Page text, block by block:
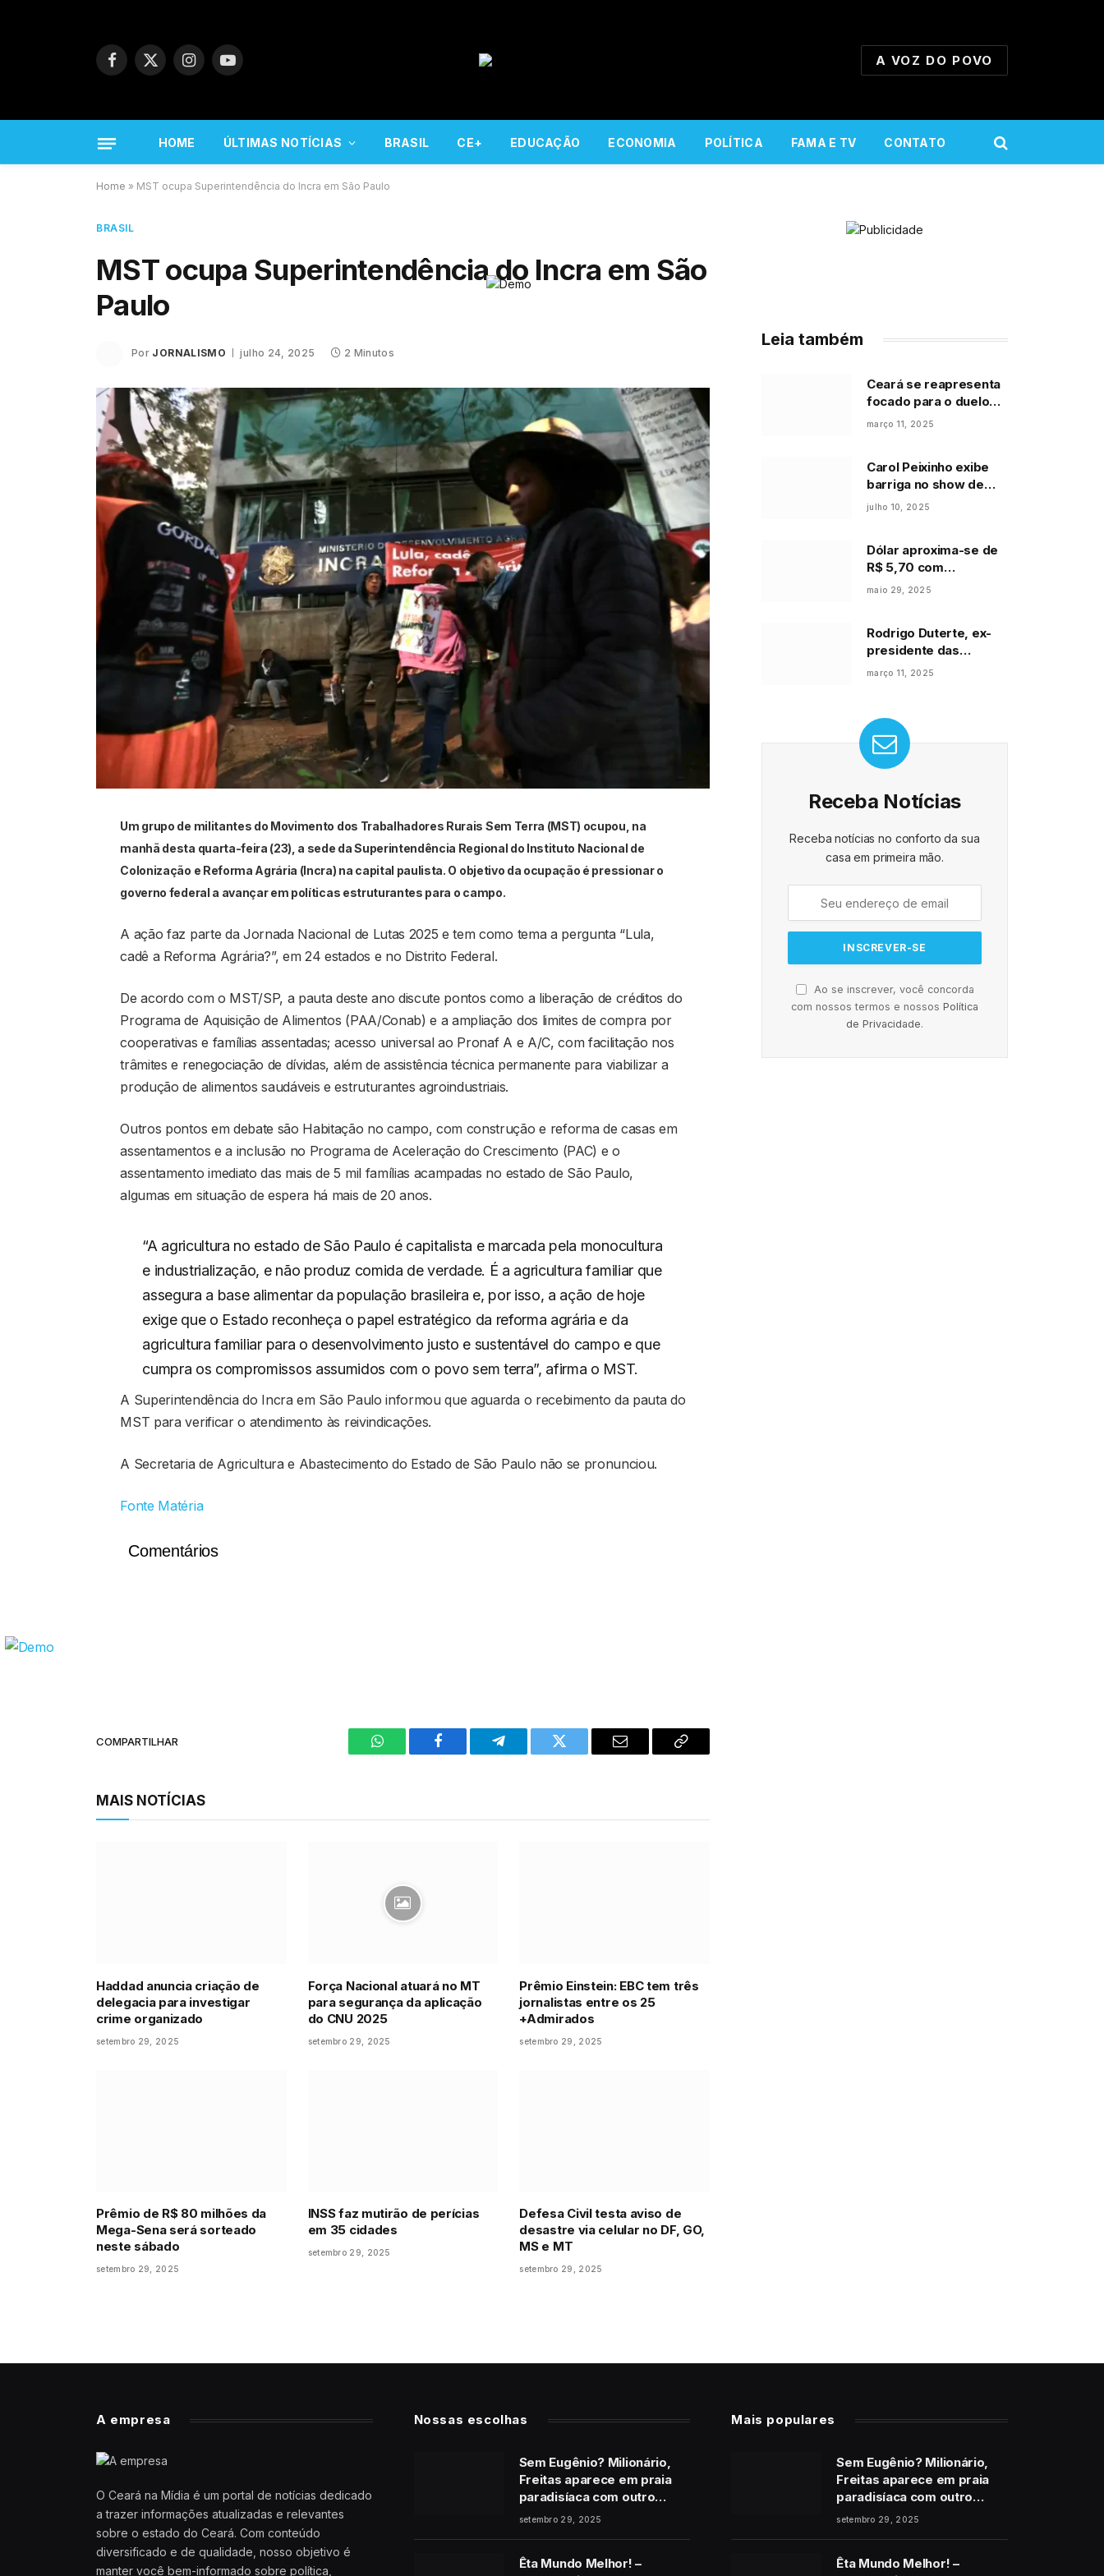
Facebook
X
InstagramYouTube A VOZ DO POVO
HOME ÚLTIMAS NOTÍCIAS BRASIL CE+ EDUCAÇÃO ECONOMIA POLÍTICA FAMA E TV CONTATO
Home » MST ocupa Superintendência do Incra em São Paulo
BRASIL
MST ocupa Superintendência do Incra em São
Paulo
Por JORNALISMO julho 24, 2025 2 Minutos
Um grupo de militantes do Movimento dos Trabalhadores Rurais Sem Terra (MST) ocupou, na
manhã desta quarta-feira (23), a sede da Superintendência Regional do Instituto Nacional de
Colonização e Reforma Agrária (Incra) na capital paulista. O objetivo da ocupação é pressionar o
governo federal a avançar em políticas estruturantes para o campo.
A ação faz parte da Jornada Nacional de Lutas 2025 e tem como tema a pergunta “Lula,
cadê a Reforma Agrária?”, em 24 estados e no Distrito Federal.
De acordo com o MST/SP, a pauta deste ano discute pontos como a liberação de créditos do
Programa de Aquisição de Alimentos (PAA/Conab) e a ampliação dos limites de compra por
cooperativas e famílias assentadas; acesso universal ao Pronaf A e A/C, com facilitação nos
trâmites e renegociação de dívidas, além de assistência técnica permanente para viabilizar a
produção de alimentos saudáveis e estruturantes agroindustriais.
Outros pontos em debate são Habitação no campo, com construção e reforma de casas em
assentamentos e a inclusão no Programa de Aceleração do Crescimento (PAC) e o
assentamento imediato das mais de 5 mil famílias acampadas no estado de São Paulo,
algumas em situação de espera há mais de 20 anos.
“A agricultura no estado de São Paulo é capitalista e marcada pela monocultura
e industrialização, e não produz comida de verdade. É a agricultura familiar que
assegura a base alimentar da população brasileira e, por isso, a ação de hoje
exige que o Estado reconheça o papel estratégico da reforma agrária e da
agricultura familiar para o desenvolvimento justo e sustentável do campo e que
cumpra os compromissos assumidos com o povo sem terra”, afirma o MST.
A Superintendência do Incra em São Paulo informou que aguarda o recebimento da pauta do
MST para verificar o atendimento às reivindicações.
A Secretaria de Agricultura e Abastecimento do Estado de São Paulo não se pronunciou.
Fonte Matéria
Comentários
COMPARTILHAR
WhatsAppFacebook Telegram Twitter Email
Copy
MAIS NOTÍCIAS
Haddad anuncia criação de
delegacia para investigar
crime organizado
setembro 29, 2025
Força Nacional atuará no MT
para segurança da aplicação
do CNU 2025
setembro 29, 2025
Prêmio Einstein: EBC tem três
jornalistas entre os 25
+Admirados
setembro 29, 2025
Prêmio de R$ 80 milhões da
Mega-Sena será sorteado
neste sábado
setembro 29, 2025
INSS faz mutirão de perícias
em 35 cidades
setembro 29, 2025
Defesa Civil testa aviso de
desastre via celular no DF, GO,
MS e MT
setembro 29, 2025
Leia também
Ceará se reapresenta
focado para o duelo
decisivo diante do
março 11, 2025
Carol Peixinho exibe
barriga no show de
Thiaguinho
julho 10, 2025
Dólar aproxima-se de
R$ 5,70 com
incertezas sobre IOF
maio 29, 2025
Rodrigo Duterte, ex-
presidente das
Filipinas, é preso pela
humanidade
março 11, 2025
Receba Notícias
Receba notícias no conforto da sua
casa em primeira mão.
Ao se inscrever, você concorda
com nossos termos e nossos Política
de Privacidade.
A empresa
O Ceará na Mídia é um portal de notícias dedicado
a trazer informações atualizadas e relevantes
sobre o estado do Ceará. Com conteúdo
diversificado e de qualidade, nosso objetivo é
manter você bem-informado sobre política,
Nossas escolhas
Sem Eugênio? Milionário,
Freitas aparece em praia
paradisíaca com outro
homem no final de Vale
setembro 29, 2025
Êta Mundo Melhor! –
Mais populares
Sem Eugênio? Milionário,
Freitas aparece em praia
paradisíaca com outro
homem no final de Vale
setembro 29, 2025
Êta Mundo Melhor! –